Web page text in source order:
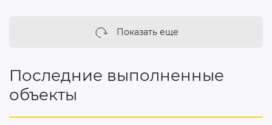
Показать еще
Последние выполненные
объекты